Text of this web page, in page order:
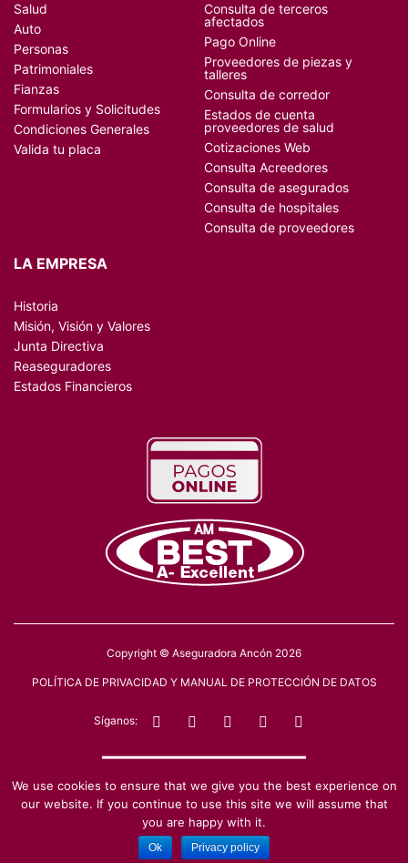
Salud
Auto
Personas
Patrimoniales
Fianzas
Formularios y Solicitudes
Condiciones Generales
Valida tu placa
Consulta de terceros
afectados
Pago Online
Proveedores de piezas y
talleres
Consulta de corredor
Estados de cuenta
proveedores de salud
Cotizaciones Web
Consulta Acreedores
Consulta de asegurados
Consulta de hospitales
Consulta de proveedores
LA EMPRESA
Historia
Misión, Visión y Valores
Junta Directiva
Reaseguradores
Estados Financieros
Copyright © Aseguradora Ancón 2026
POLÍTICA DE PRIVACIDAD Y MANUAL DE PROTECCIÓN DE DATOS
Síganos:
———————
Regulado y Supervisado por la Superintendencia de Seguros y Reaseguros
de Panamá
We use cookies to ensure that we give you the best experience on
our website. If you continue to use this site we will assume that
you are happy with it.
Ok Privacy policy